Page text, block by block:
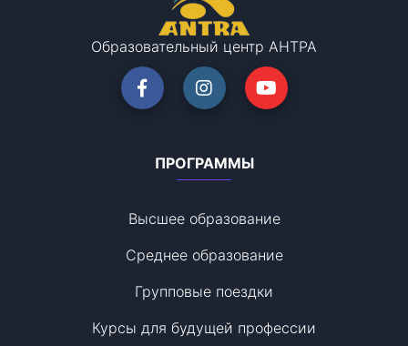
Образовательный центр АНТРА
ПРОГРАММЫ
Высшее образование
Среднее образование
Групповые поездки
Курсы для будущей профессии